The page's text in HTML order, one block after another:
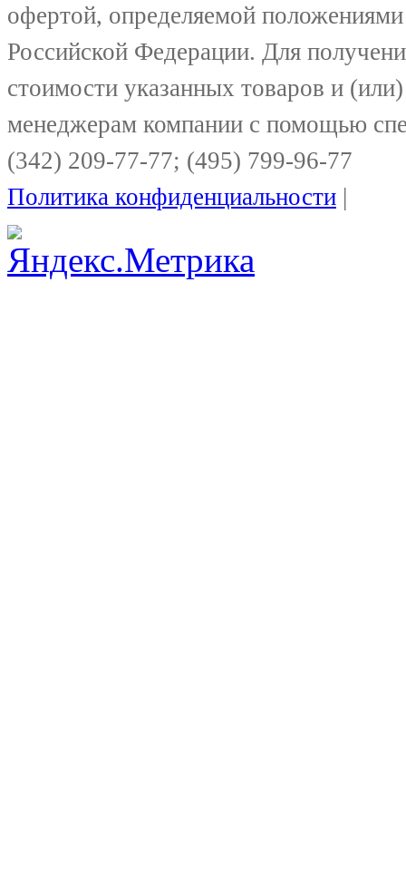
офертой, определяемой
Российской Федерации. Для
стоимости указанных товаров и
менеджерам компании с помощью
(342) 209-77-77; (495) 799-96-77
Политика конфиденциальности |